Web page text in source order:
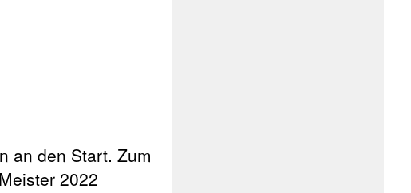
an den Start. Zum
2022